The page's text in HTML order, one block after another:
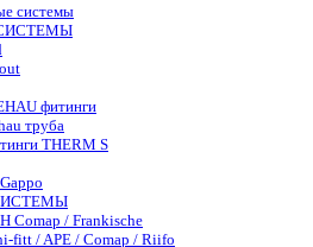
системы
фитинги
труба
THERM S
Comap / Frankische
fitt / APE / Comap / Riifo